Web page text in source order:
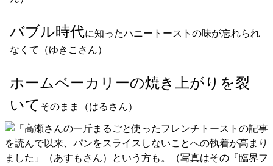
バブル時代に知ったハニートーストの味が忘れられ
なくて（ゆきこさん）
ホームベーカリーの焼き上がりを裂
いて そのまま（はるさん）